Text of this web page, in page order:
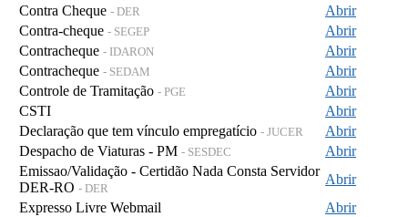
Contra Cheque - DER
Abrir
Contra-cheque - SEGEP
Abrir
Contracheque - IDARON
Abrir
Contracheque - SEDAM
Abrir
Controle de Tramitação - PGE
Abrir
CSTI
Abrir
Declaração que tem vínculo empregatício - JUCER
Abrir
Despacho de Viaturas - PM - SESDEC
Abrir
Emissao/Validação - Certidão Nada Consta Servidor
DER-RO - DER
Abrir
Expresso Livre Webmail
Abrir